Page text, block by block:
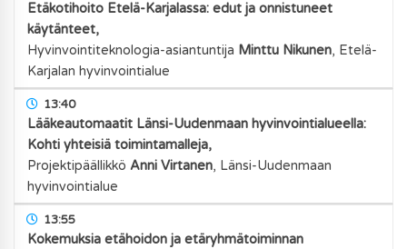
Etäkotihoito Etelä-Karjalassa: edut ja onnistuneet
käytänteet,
Hyvinvointiteknologia-asiantuntija Minttu Nikunen, Etelä-
Karjalan hyvinvointialue
13:40
Lääkeautomaatit Länsi-Uudenmaan hyvinvointialueella:
Kohti yhteisiä toimintamalleja,
Projektipäällikkö Anni Virtanen, Länsi-Uudenmaan
hyvinvointialue
13:55
Kokemuksia etähoidon ja etäryhmätoiminnan